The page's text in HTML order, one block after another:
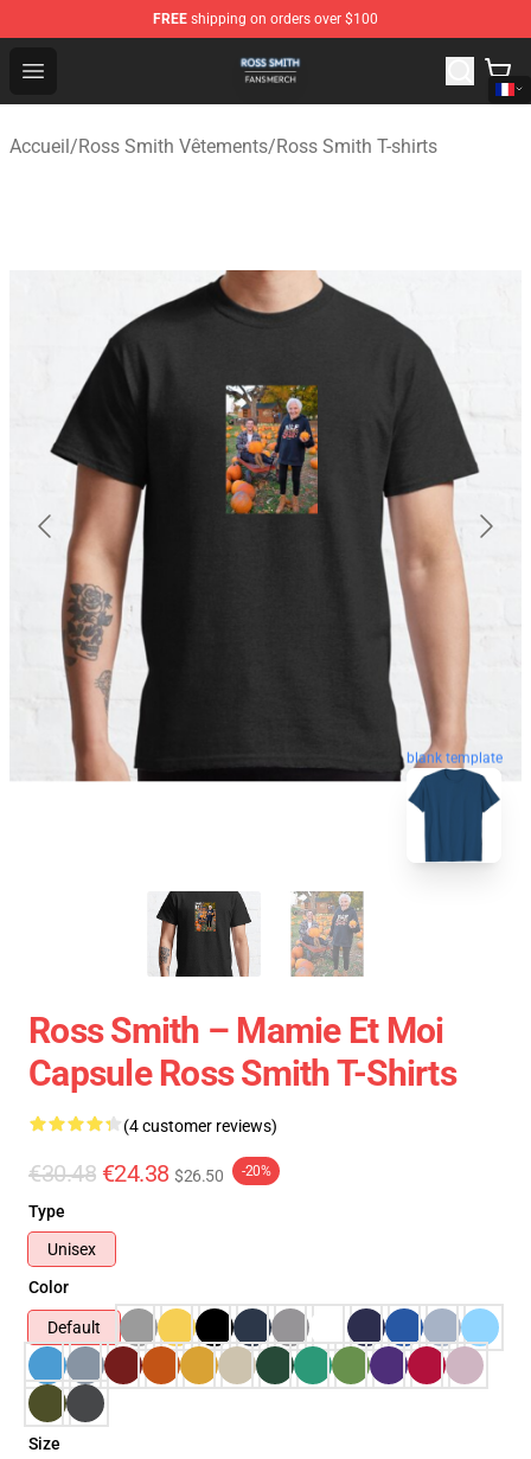
FREE shipping on orders over $100
Open menu
Ross Smith Shop - Official Ross Smith Merchandise
Accueil/Ross Smith Vêtements/Ross Smith T-shirts
blank template
Ross Smith – Mamie Et Moi
Capsule Ross Smith T-Shirts
(4 customer reviews)
€30.48 €24.38 $26.50 -20%
Type
Unisex
Color
Default
Size